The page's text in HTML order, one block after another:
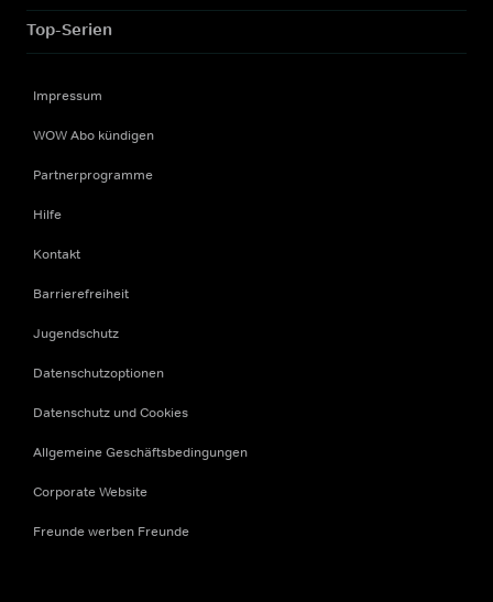
Top-Serien
Impressum
WOW Abo kündigen
Partnerprogramme
Hilfe
Kontakt
Barrierefreiheit
Jugendschutz
Datenschutzoptionen
Datenschutz und Cookies
Allgemeine Geschäftsbedingungen
Corporate Website
Freunde werben Freunde